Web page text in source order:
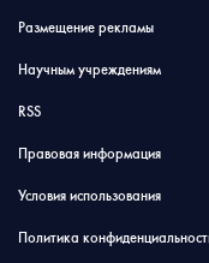
Размещение рекламы
Научным учреждениям
RSS
Правовая информация
Условия использования
Политика